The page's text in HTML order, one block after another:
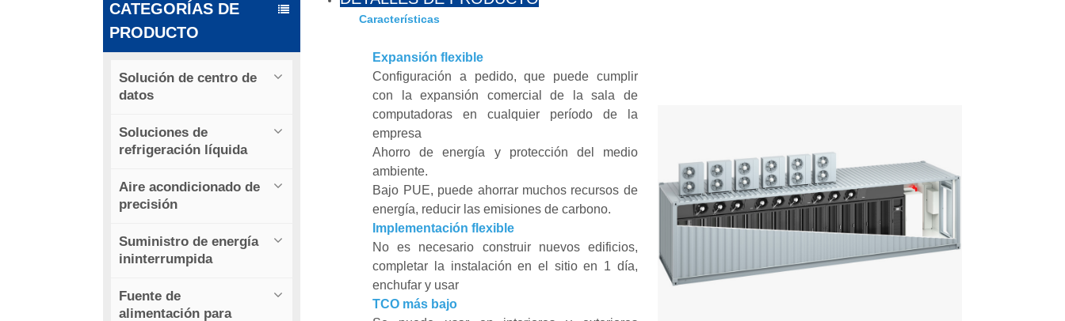
CATEGORÍAS DE
PRODUCTO
Solución de centro de
datos
Soluciones de
refrigeración líquida
Aire acondicionado de
precisión
Suministro de energía
ininterrumpida
Fuente de
alimentación para
Características
Expansión flexible
Configuración a pedido, que puede cumplir
con la expansión comercial de la sala de
computadoras en cualquier período de la
empresa
Ahorro de energía y protección del medio
ambiente.
Bajo PUE, puede ahorrar muchos recursos de
energía, reducir las emisiones de carbono.
Implementación flexible
No es necesario construir nuevos edificios,
completar la instalación en el sitio en 1 día,
enchufar y usar
TCO más bajo